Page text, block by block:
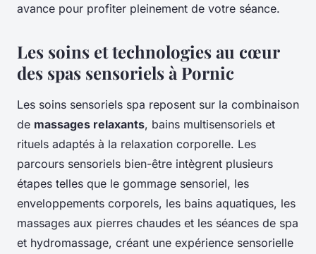
avance pour profiter pleinement de votre séance.
Les soins et technologies au cœur
des spas sensoriels à Pornic
Les soins sensoriels spa reposent sur la combinaison
de massages relaxants, bains multisensoriels et
rituels adaptés à la relaxation corporelle. Les
parcours sensoriels bien-être intègrent plusieurs
étapes telles que le gommage sensoriel, les
enveloppements corporels, les bains aquatiques, les
massages aux pierres chaudes et les séances de spa
et hydromassage, créant une expérience sensorielle